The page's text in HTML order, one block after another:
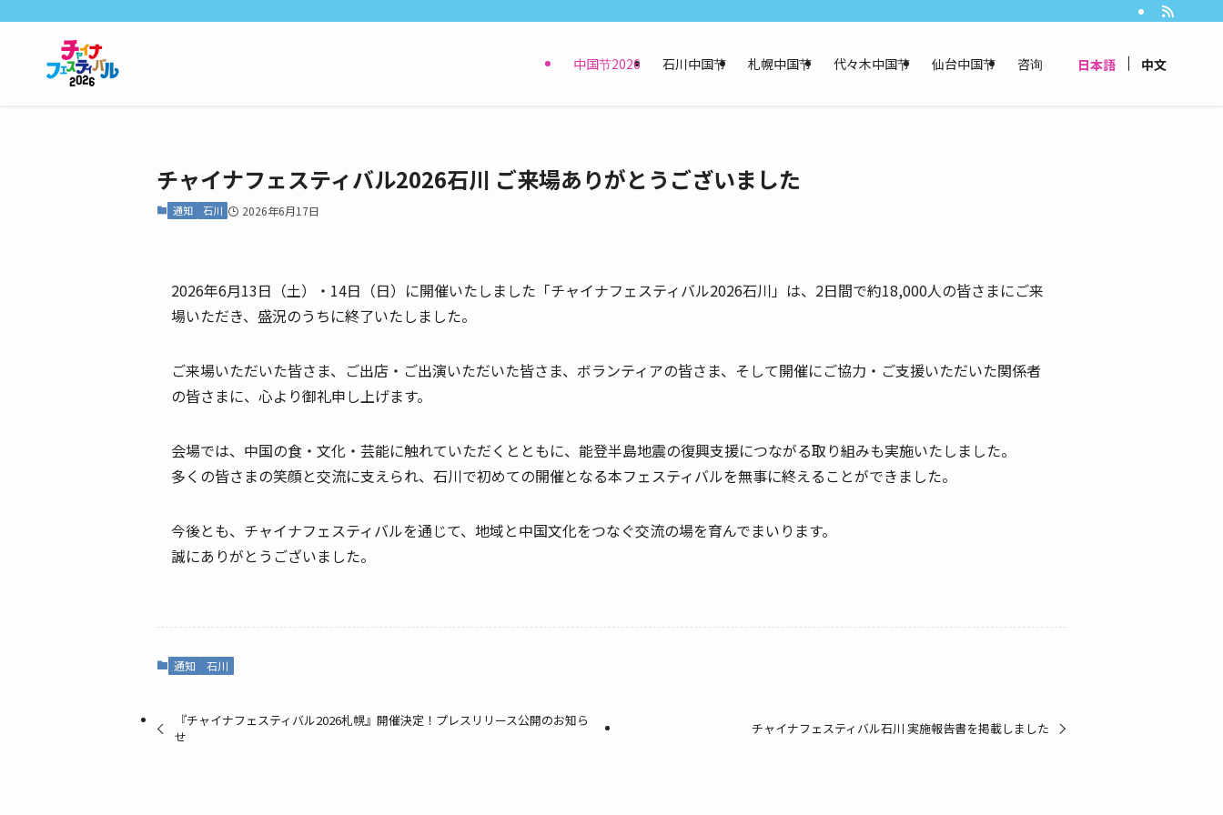
中国节2026 石川中国节 札幌中国节 代々木中国节 仙台中国节 咨询 日本語 中文
チャイナフェスティバル2026石川 ご来場ありがとうございました
通知 石川 2026年6月17日
2026年6月13日（土）・14日（日）に開催いたしました「チャイナフェスティバル2026石川」は、2日間で約18,000人の皆さまにご来
場いただき、盛況のうちに終了いたしました。
ご来場いただいた皆さま、ご出店・ご出演いただいた皆さま、ボランティアの皆さま、そして開催にご協力・ご支援いただいた関係者
の皆さまに、心より御礼申し上げます。
会場では、中国の食・文化・芸能に触れていただくとともに、能登半島地震の復興支援につながる取り組みも実施いたしました。
多くの皆さまの笑顔と交流に支えられ、石川で初めての開催となる本フェスティバルを無事に終えることができました。
今後とも、チャイナフェスティバルを通じて、地域と中国文化をつなぐ交流の場を育んでまいります。
誠にありがとうございました。
通知 石川
『チャイナフェスティバル2026札幌』開催決定！プレスリリース公開のお知ら
せ
チャイナフェスティバル石川 実施報告書を掲載しました